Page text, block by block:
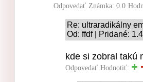
Odpovedať Známka: 0.0
Re: ultraradikálny
Od: ffdf | Pridané:
kde si zobral takú
Odpovedať Hodnotiť: